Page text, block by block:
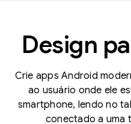
Design
Crie apps Android
ao usuário onde ele
smartphone, lendo no
conectado a uma